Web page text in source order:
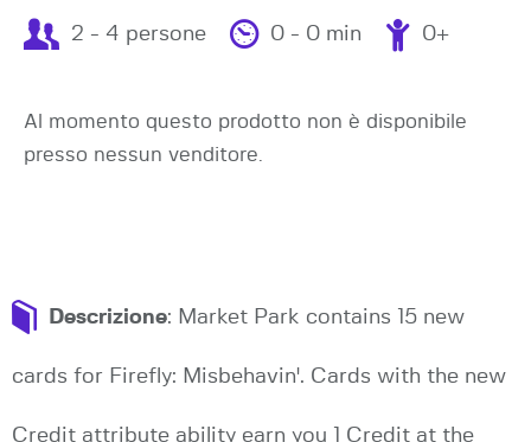
2 - 4 persone 0 - 0 min 0+
Al momento questo prodotto non è disponibile
presso nessun venditore.
Descrizione: Market Park contains 15 new
cards for Firefly: Misbehavin'. Cards with the new
Credit attribute ability earn you 1 Credit at the